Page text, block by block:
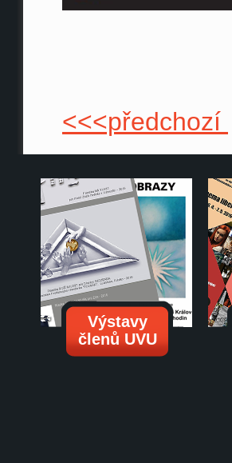
<<<předchozí
Výstavy
členů UVU